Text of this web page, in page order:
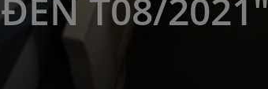
ĐẾN T08/2021"